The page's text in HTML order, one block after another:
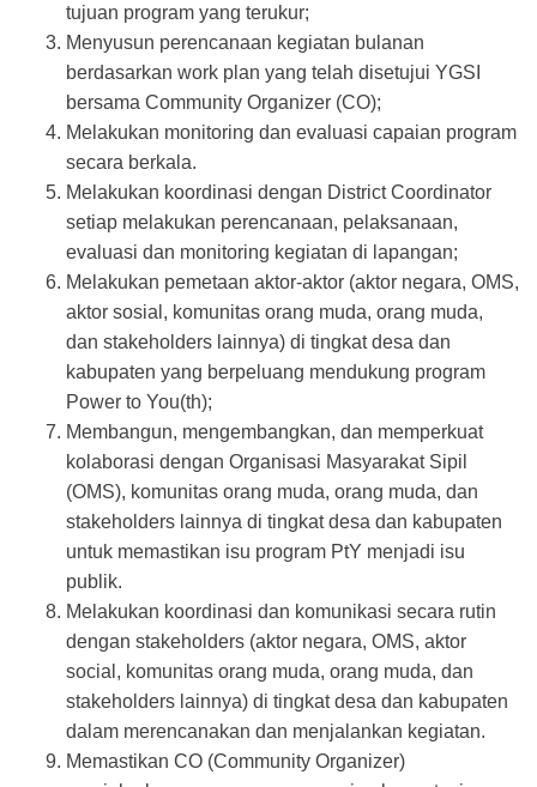
tujuan program yang terukur;
Menyusun perencanaan kegiatan bulanan
berdasarkan work plan yang telah disetujui YGSI
bersama Community Organizer (CO);
Melakukan monitoring dan evaluasi capaian program
secara berkala.
Melakukan koordinasi dengan District Coordinator
setiap melakukan perencanaan, pelaksanaan,
evaluasi dan monitoring kegiatan di lapangan;
Melakukan pemetaan aktor-aktor (aktor negara, OMS,
aktor sosial, komunitas orang muda, orang muda,
dan stakeholders lainnya) di tingkat desa dan
kabupaten yang berpeluang mendukung program
Power to You(th);
Membangun, mengembangkan, dan memperkuat
kolaborasi dengan Organisasi Masyarakat Sipil
(OMS), komunitas orang muda, orang muda, dan
stakeholders lainnya di tingkat desa dan kabupaten
untuk memastikan isu program PtY menjadi isu
publik.
Melakukan koordinasi dan komunikasi secara rutin
dengan stakeholders (aktor negara, OMS, aktor
social, komunitas orang muda, orang muda, dan
stakeholders lainnya) di tingkat desa dan kabupaten
dalam merencanakan dan menjalankan kegiatan.
Memastikan CO (Community Organizer)